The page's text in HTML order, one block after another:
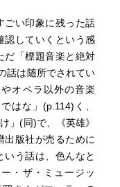
い印象に残った話
認していくという感
だ「標題音楽と絶対
話は随所でされてい
オペラ以外の音楽
はな」(p.114)く、
」(同)で、《英雄》
出版社が売るために
いう話は、色んなと
・ザ・ミュージッ